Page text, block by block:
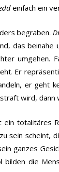
einfach ein
begraben.
das beinahe
Er
er geht
wird, dann
ein totalitäres
sein scheint,
ganzes
bilden die